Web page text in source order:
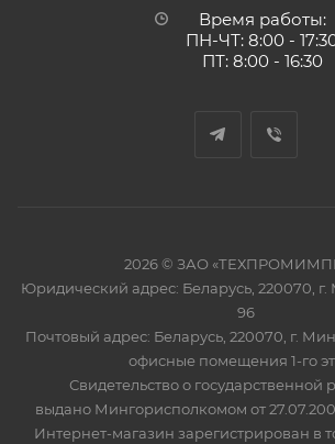
Время работы:
ПН-ЧТ: 8:00 -
ПТ: 8:00 - 16:30
2026 © ЗАО
Юридический адрес: Беларусь, 220070, г.
96
Почтовый адрес: Беларусь, 220070, г.
офисные помещения 1-го
Свидетельство о государственной
выдано Мингорисполкомом от
Интернет-магазин зарегистрирован в